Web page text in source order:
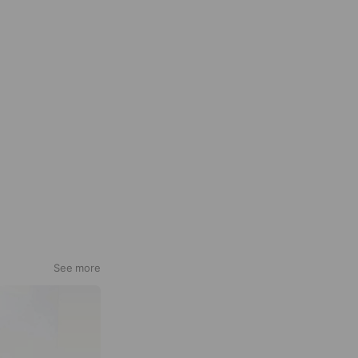
See more